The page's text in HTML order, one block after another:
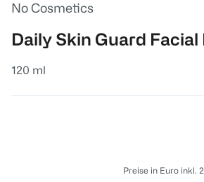
No Cosmetics
Daily Skin Guard Facial
120 ml
Preise in Euro inkl.